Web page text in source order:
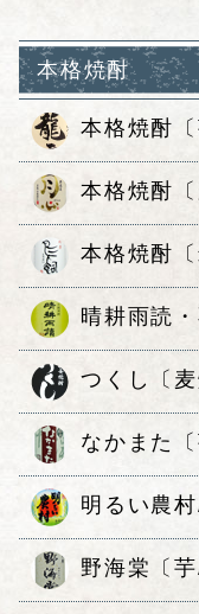
本格焼酎
本格焼酎〔
本格焼酎〔
本格焼酎〔
晴耕雨読
つくし〔麦
なかまた〔
明るい農
野海棠〔芋